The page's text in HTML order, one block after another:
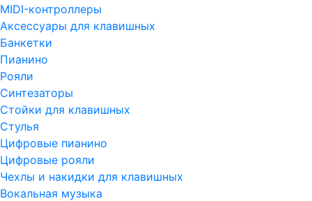
MIDI-контроллеры
Аксессуары для клавишных
Банкетки
Пианино
Рояли
Синтезаторы
Стойки для клавишных
Стулья
Цифровые пианино
Цифровые рояли
Чехлы и накидки для клавишных
Вокальная музыка